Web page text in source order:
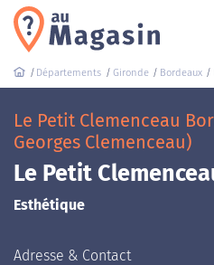
Départements Gironde Bordeaux
Le Petit Clemenceau
Georges Clemenceau)
Le Petit
Esthétique
Adresse & Contact